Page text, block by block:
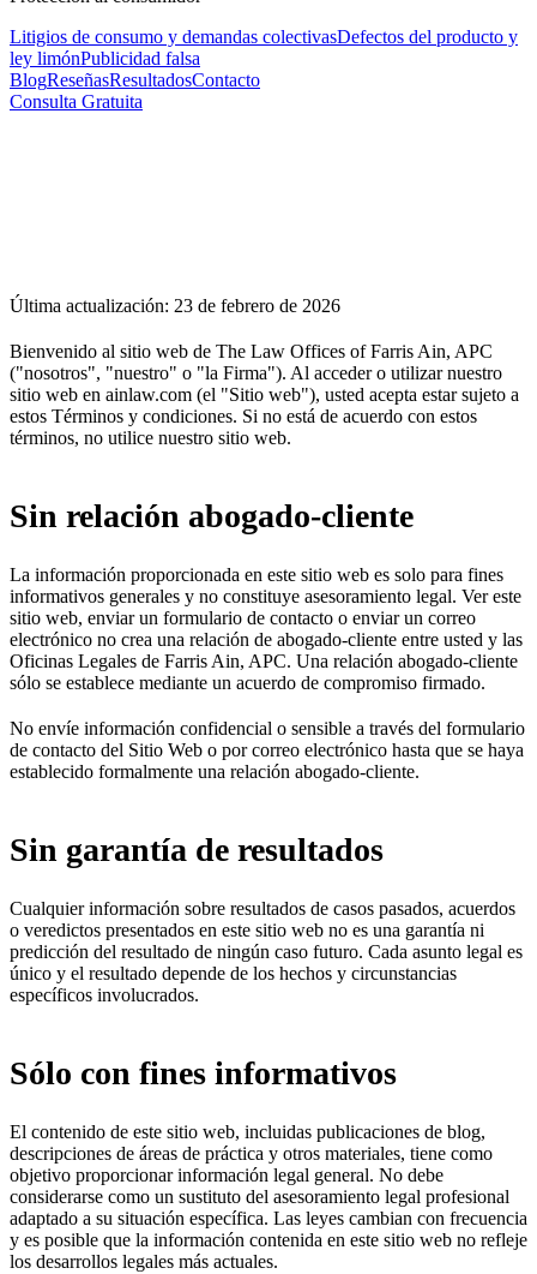
Litigios de consumo y demandas colectivasDefectos del producto y
ley limónPublicidad falsa
BlogReseñasResultadosContacto
Consulta Gratuita
Última actualización: 23 de febrero de 2026
Bienvenido al sitio web de The Law Offices of Farris Ain, APC
("nosotros", "nuestro" o "la Firma"). Al acceder o utilizar nuestro
sitio web en ainlaw.com (el "Sitio web"), usted acepta estar sujeto a
estos Términos y condiciones. Si no está de acuerdo con estos
términos, no utilice nuestro sitio web.
Sin relación abogado-cliente
La información proporcionada en este sitio web es solo para fines
informativos generales y no constituye asesoramiento legal. Ver este
sitio web, enviar un formulario de contacto o enviar un correo
electrónico no crea una relación de abogado-cliente entre usted y las
Oficinas Legales de Farris Ain, APC. Una relación abogado-cliente
sólo se establece mediante un acuerdo de compromiso firmado.
No envíe información confidencial o sensible a través del formulario
de contacto del Sitio Web o por correo electrónico hasta que se haya
establecido formalmente una relación abogado-cliente.
Sin garantía de resultados
Cualquier información sobre resultados de casos pasados, acuerdos
o veredictos presentados en este sitio web no es una garantía ni
predicción del resultado de ningún caso futuro. Cada asunto legal es
único y el resultado depende de los hechos y circunstancias
específicos involucrados.
Sólo con fines informativos
El contenido de este sitio web, incluidas publicaciones de blog,
descripciones de áreas de práctica y otros materiales, tiene como
objetivo proporcionar información legal general. No debe
considerarse como un sustituto del asesoramiento legal profesional
adaptado a su situación específica. Las leyes cambian con frecuencia
y es posible que la información contenida en este sitio web no refleje
los desarrollos legales más actuales.